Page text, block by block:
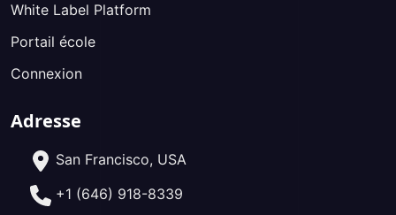
White Label Platform
Portail école
Connexion
Adresse
San Francisco, USA
+1 (646) 918-8339